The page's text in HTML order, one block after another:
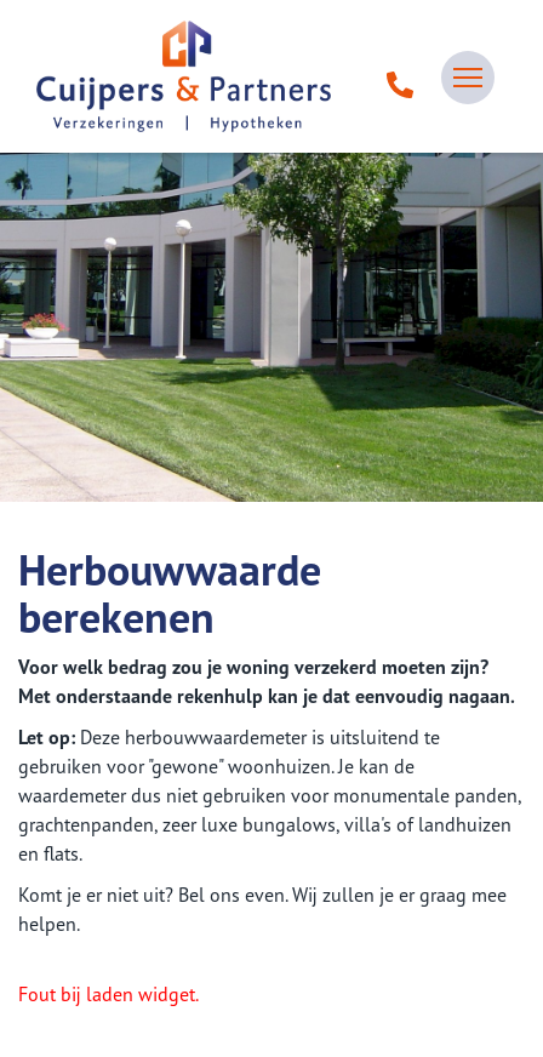
Herbouwwaarde
berekenen
Voor welk bedrag zou je woning verzekerd moeten zijn?
Met onderstaande rekenhulp kan je dat eenvoudig nagaan.
Let op: Deze herbouwwaardemeter is uitsluitend te
gebruiken voor "gewone" woonhuizen. Je kan de
waardemeter dus niet gebruiken voor monumentale panden,
grachtenpanden, zeer luxe bungalows, villa's of landhuizen
en flats.
Komt je er niet uit? Bel ons even. Wij zullen je er graag mee
helpen.
Fout bij laden widget.